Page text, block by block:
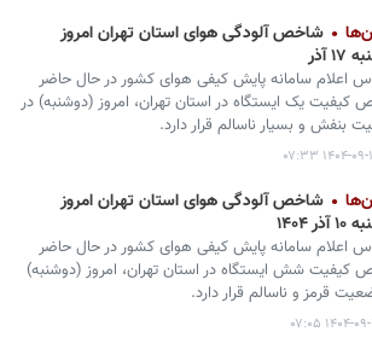
شاخص آلودگی هوای استان تهران امروز
آذر
اعلام سامانه پایش کیفی هوای کشور در حال حاضر
کیفیت یک ایستگاه در استان تهران، امروز (دوشنبه) در
بنفش و بسیار ناسالم قرار دارد.
۰۹-۱۷ ۰۷:۳۳
شاخص آلودگی هوای استان تهران امروز
۱۴۰۴
اعلام سامانه پایش کیفی هوای کشور در حال حاضر
کیفیت شش ایستگاه در استان تهران، امروز (دوشنبه)
قرمز و ناسالم قرار دارد.
۰۹-۱۰ ۰۷:۰۵